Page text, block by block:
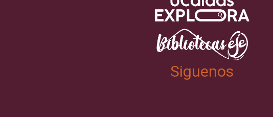
Siguenos